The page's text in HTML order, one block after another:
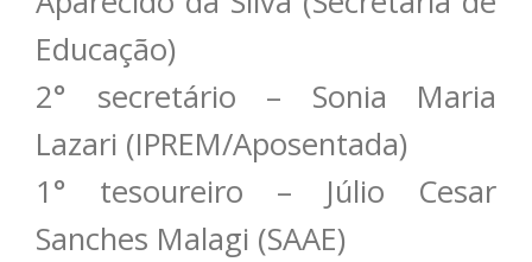
Educação)
2° secretário – Sonia Maria
Lazari (IPREM/Aposentada)
1° tesoureiro – Júlio Cesar
Sanches Malagi (SAAE)